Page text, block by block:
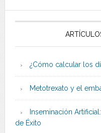
¿Cómo calcular los
Metotrexato y el
Inseminación
de Éxito